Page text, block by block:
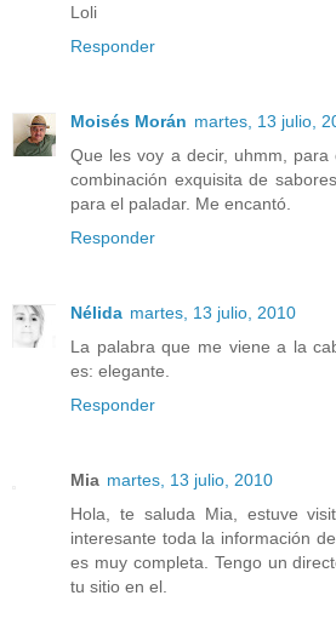
Loli
Responder
Moisés Morán martes, 13 julio,
Que les voy a decir, uhmm,
combinación exquisita de
para el paladar. Me encantó.
Responder
Nélida martes, 13 julio, 2010
La palabra que me viene a la
es: elegante.
Responder
Mia martes, 13 julio, 2010
Hola, te saluda Mia, estuve
interesante toda la información
es muy completa. Tengo un
tu sitio en el.